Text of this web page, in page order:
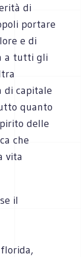
di
portare
e di
a tutti gli
di capitale
quanto
delle
che
vita
il